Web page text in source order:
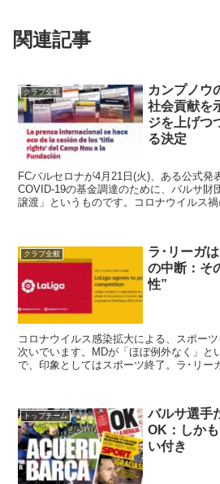
関連記事
クラブ全般
カンプノウ
社会貢献を
ジを上げつ
る決定
FCバルセロナが4月21日(火)、ある公式発
COVID-19の基金調達のために、バルサ財
譲渡」というものです。コロナウイルス
に、「クラブ以上の存在」をモットーと
ラブ初のことです。
クラブ全般
ラ･リーガ
の中断：そ
性”
コロナウイルス感染拡大による、スポー
次いでいます。MDが「ほぼ例外なく」と
で、印象としてはスポーツ終了。ラ･リー
まりました。バルサ関連ニュースは少な
トップチーム
バルサ選手
OK：しか
い付き